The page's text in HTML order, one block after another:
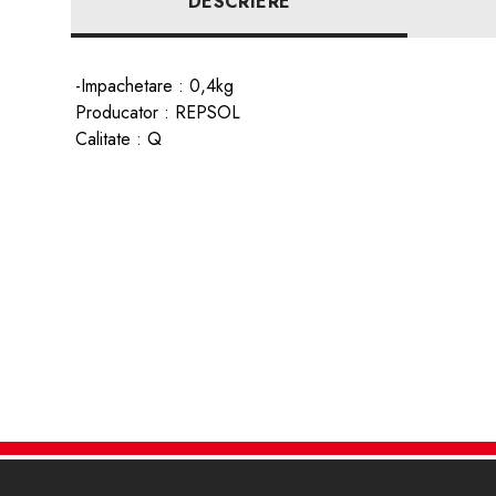
-Impachetare : 0,4kg
Producator : REPSOL
Calitate : Q